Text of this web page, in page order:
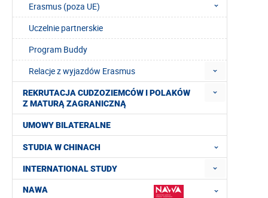
Erasmus (poza UE)
Uczelnie partnerskie
Program Buddy
Relacje z wyjazdów Erasmus
REKRUTACJA CUDZOZIEMCÓW I POLAKÓW
Z MATURĄ ZAGRANICZNĄ
UMOWY BILATERALNE
STUDIA W CHINACH
INTERNATIONAL STUDY
NAWA